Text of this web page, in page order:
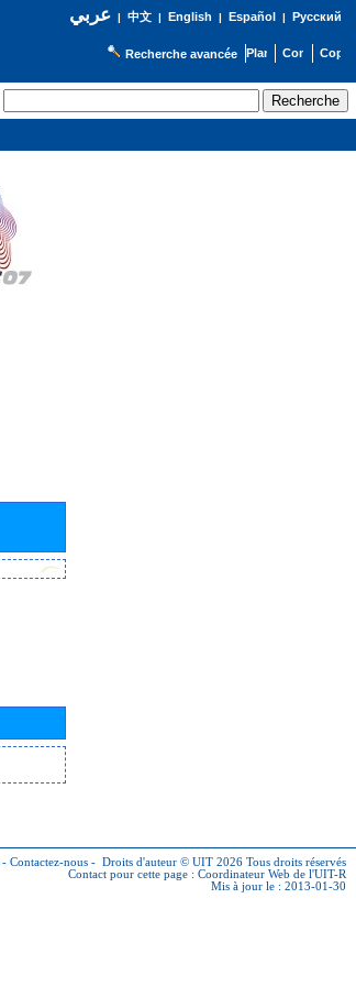
عربي| 中文| English | Español | Русский
Recherche avancée
- Contactez-nous - Droits d'auteur © UIT 2026 Tous droits réservés
Contact pour cette page : Coordinateur Web de l'UIT-R
Mis à jour le : 2013-01-30